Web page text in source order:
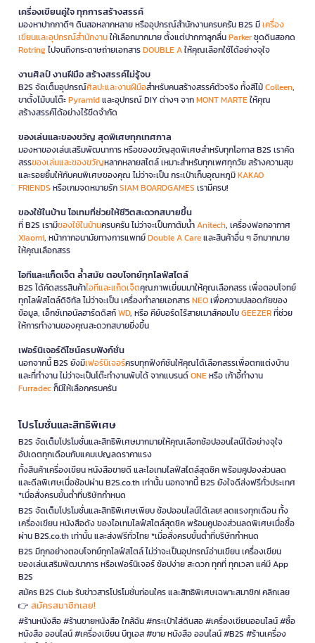
เครื่องเขียนคู่ใจ ทุกการสร้างสรรค์
มองหาปากกาดีๆ ดินสอหลากหลาย หรืออุปกรณ์สำนักงานครบครัน B2S มีเครื่อง
เขียนและอุปกรณ์สำนักงานให้เลือกมากมาย ตั้งแต่ปากกาลูกลื่นParkerชุดดินสอกด
Rotringไปจนถึงกระดาษถ่ายเอกสารDOUBLE Aให้คุณเลือกใช้ได้อย่างจุใจ
งานศิลป์ งานฝีมือ สร้างสรรค์ไม่รู้จบ
B2S จัดเต็มอุปกรณ์ศิลปะและงานฝีมือสำหรับคนสร้างสรรค์ตัวจริง ทั้งสีไม้Colleen,
ขาตั้งไม้บนโต๊ะPyramidและอุปกรณ์ DIY ต่างๆ จากMONT MARTEให้คุณ
สร้างสรรค์ได้อย่างไร้ขีดจำกัด
ของเล่นและของขวัญ สุดพิเศษทุกเทศกาล
มองหาของเล่นเสริมพัฒนาการ หรือของขวัญสุดพิเศษสำหรับทุกโอกาส B2S เราคัด
สรรของเล่นและของขวัญหลากหลายสไตล์ เหมาะสำหรับทุกเพศทุกวัย สร้างความสุข
และรอยยิ้มให้กับคนพิเศษของคุณ ไม่ว่าจะเป็น กระเป๋าเก็บอุณหภูมิKAKAO
FRIENDS หรือเกมจดหมายรักSIAM BOARDGAMES เรามีครบ!
ของใช้ในบ้าน ไอเทมที่ช่วยให้ชีวิตสะดวกสบายขึ้น
ที่ B2S เรามีของใช้ในบ้านครบครัน ไม่ว่าจะเป็นกาต้มน้ำAnitech, เครื่องฟอกอากาศ
Xiaomi, หน้ากากอนามัยทางการแพทย์Double A Careและสินค้าอื่น ๆ อีกมากมาย
ให้คุณเลือกสรร
ไอทีและแก็ดเจ็ต ล้ำสมัย ตอบโจทย์ทุกไลฟ์สไตล์
B2S ได้คัดสรรสินค้าไอทีและแก็ดเจ็ตคุณภาพเยี่ยมมาให้คุณเลือกสรร เพื่อตอบโจทย์
ทุกไลฟ์สไตล์ดิจิทัล ไม่ว่าจะเป็น เครื่องทำลายเอกสารNEOเพื่อความปลอดภัยของ
ข้อมูล, เอ็กซ์เทอนัลฮาร์ดดิสก์WD, หรือ คีย์บอร์ดไร้สายเมาส์คอมโบGEEZERที่ช่วย
ให้การทำงานของคุณสะดวกสบายยิ่งขึ้น
เฟอร์นิเจอร์ดีไซน์ครบฟังก์ชั่น
นอกจากนี้ B2S ยังมีเฟอร์นิเจอร์ครบทุกฟังก์ชันให้คุณได้เลือกสรรเพื่อตกแต่งบ้าน
และที่ทำงาน ไม่ว่าจะเป็นโต๊ะทำงานพับได้ จากแบรนด์ONEหรือ เก้าอี้ทำงาน
Furradecก็มีให้เลือกครบครัน
โปรโมชั่นและสิทธิพิเศษ
B2S จัดเต็มโปรโมชั่นและสิทธิพิเศษมากมายให้คุณเลือกช้อปออนไลน์ได้อย่างจุใจ
อัปเดตทุกเดือนกับแคมเปญลดราคาแรง
ทั้งสินค้าเครื่องเขียน หนังสือขายดี และไอเทมไลฟ์สไตล์สุดชิค พร้อมคูปองส่วนลด
และดีลพิเศษเมื่อช้อปผ่าน B2S.co.th เท่านั้น นอกจากนี้ B2S ยังใจดีส่งฟรีทั่วประเทศ
*เมื่อสั่งครบขั้นต่ำที่บริษัทกำหนด
B2S จัดเต็มโปรโมชั่นและสิทธิพิเศษเพียบ ช้อปออนไลน์ได้เลย! ลดแรงทุกเดือน ทั้ง
เครื่องเขียน หนังสือดัง ของไอเทมไลฟ์สไตล์สุดชิค พร้อมคูปองส่วนลดพิเศษเมื่อซื้อ
ผ่าน B2S.co.th เท่านั้น และส่งฟรีทั่วไทย *เมื่อสั่งครบขั้นต่ำที่บริษัทกำหนด
B2S มีทุกอย่างตอบโจทย์ทุกไลฟ์สไตล์ ไม่ว่าจะเป็นอุปกรณ์อ่านเขียน เครื่องเขียน
ของเล่นเสริมพัฒนาการ หรือเฟอร์นิเจอร์ ช้อปง่าย สะดวก ทุกที่ ทุกเวลา แค่มี App
B2S
สมัคร B2S Club รับข่าวสารโปรโมชั่นก่อนใคร และสิทธิพิเศษเฉพาะสมาชิก! คลิกเลย
👉 สมัครสมาชิกเลย!
#ร้านหนังสือ #ร้านขายหนังสือ ใกล้ฉัน #กระเป๋าใส่ดินสอ #เครื่องเขียนออนไลน์ #ซื้อ
หนังสือ ออนไลน์ #เครื่องเขียน บีทูเอส #ขาย หนังสือ ออนไลน์ #B2S #ร้านเครื่อง